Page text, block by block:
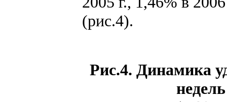
(рис.4).
Рис.4. Динамика